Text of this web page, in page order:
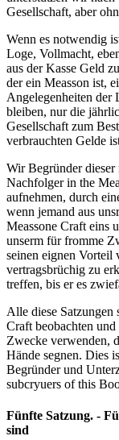
Gesellschaft, aber
Wenn es notwendig
Loge, Vollmacht,
aus der Kasse Geld
der ein Measson ist,
Angelegenheiten der
bleiben, nur die
Gesellschaft zum
verbrauchten Gelde
Wir Begründer
Nachfolger in the
aufnehmen, durch
wenn jemand aus
Meassone Craft eins
unserm für fromme
seinen eignen Vorteil
vertragsbrüchig zu
treffen, bis er es
Alle diese Satzungen
Craft beobachten
Zwecke verwenden,
Hände segnen. Dies
Begründer und
subcryuers of this
Fünfte Satzung. -
sind